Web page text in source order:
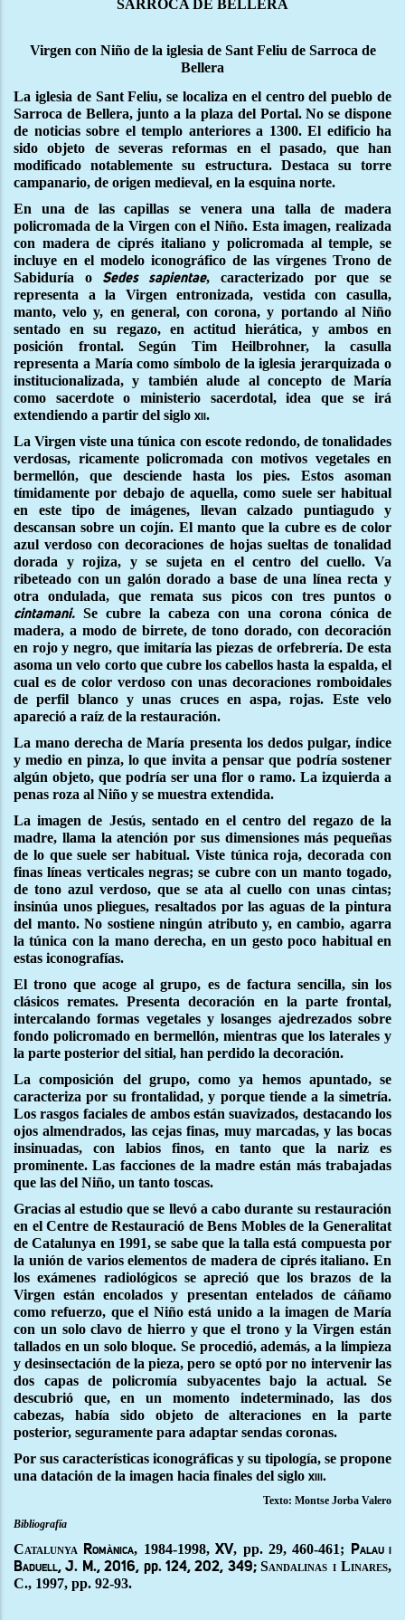
SARROCA DE BELLERA
Virgen con Niño de la iglesia de Sant Feliu de Sarroca de
Bellera
La iglesia de Sant Feliu, se localiza en el centro del pueblo de
Sarroca de Bellera, junto a la plaza del Portal. No se dispone
de noticias sobre el templo anteriores a 1300. El edificio ha
sido objeto de severas reformas en el pasado, que han
modificado notablemente su estructura. Destaca su torre
campanario, de origen medieval, en la esquina norte.
En una de las capillas se venera una talla de madera
policromada de la Virgen con el Niño. Esta imagen, realizada
con madera de ciprés italiano y policromada al temple, se
incluye en el modelo iconográfico de las vírgenes Trono de
Sabiduría o Sedes sapientae, caracterizado por que se
representa a la Virgen entronizada, vestida con casulla,
manto, velo y, en general, con corona, y portando al Niño
sentado en su regazo, en actitud hierática, y ambos en
posición frontal. Según Tim Heilbrohner, la casulla
representa a María como símbolo de la iglesia jerarquizada o
institucionalizada, y también alude al concepto de María
como sacerdote o ministerio sacerdotal, idea que se irá
extendiendo a partir del siglo xii.
La Virgen viste una túnica con escote redondo, de tonalidades
verdosas, ricamente policromada con motivos vegetales en
bermellón, que desciende hasta los pies. Estos asoman
tímidamente por debajo de aquella, como suele ser habitual
en este tipo de imágenes, llevan calzado puntiagudo y
descansan sobre un cojín. El manto que la cubre es de color
azul verdoso con decoraciones de hojas sueltas de tonalidad
dorada y rojiza, y se sujeta en el centro del cuello. Va
ribeteado con un galón dorado a base de una línea recta y
otra ondulada, que remata sus picos con tres puntos o
cintamani. Se cubre la cabeza con una corona cónica de
madera, a modo de birrete, de tono dorado, con decoración
en rojo y negro, que imitaría las piezas de orfebrería. De esta
asoma un velo corto que cubre los cabellos hasta la espalda, el
cual es de color verdoso con unas decoraciones romboidales
de perfil blanco y unas cruces en aspa, rojas. Este velo
apareció a raíz de la restauración.
La mano derecha de María presenta los dedos pulgar, índice
y medio en pinza, lo que invita a pensar que podría sostener
algún objeto, que podría ser una flor o ramo. La izquierda a
penas roza al Niño y se muestra extendida.
La imagen de Jesús, sentado en el centro del regazo de la
madre, llama la atención por sus dimensiones más pequeñas
de lo que suele ser habitual. Viste túnica roja, decorada con
finas líneas verticales negras; se cubre con un manto togado,
de tono azul verdoso, que se ata al cuello con unas cintas;
insinúa unos pliegues, resaltados por las aguas de la pintura
del manto. No sostiene ningún atributo y, en cambio, agarra
la túnica con la mano derecha, en un gesto poco habitual en
estas iconografías.
El trono que acoge al grupo, es de factura sencilla, sin los
clásicos remates. Presenta decoración en la parte frontal,
intercalando formas vegetales y losanges ajedrezados sobre
fondo policromado en bermellón, mientras que los laterales y
la parte posterior del sitial, han perdido la decoración.
La composición del grupo, como ya hemos apuntado, se
caracteriza por su frontalidad, y porque tiende a la simetría.
Los rasgos faciales de ambos están suavizados, destacando los
ojos almendrados, las cejas finas, muy marcadas, y las bocas
insinuadas, con labios finos, en tanto que la nariz es
prominente. Las facciones de la madre están más trabajadas
que las del Niño, un tanto toscas.
Gracias al estudio que se llevó a cabo durante su restauración
en el Centre de Restauració de Bens Mobles de la Generalitat
de Catalunya en 1991, se sabe que la talla está compuesta por
la unión de varios elementos de madera de ciprés italiano. En
los exámenes radiológicos se apreció que los brazos de la
Virgen están encolados y presentan entelados de cáñamo
como refuerzo, que el Niño está unido a la imagen de María
con un solo clavo de hierro y que el trono y la Virgen están
tallados en un solo bloque. Se procedió, además, a la limpieza
y desinsectación de la pieza, pero se optó por no intervenir las
dos capas de policromía subyacentes bajo la actual. Se
descubrió que, en un momento indeterminado, las dos
cabezas, había sido objeto de alteraciones en la parte
posterior, seguramente para adaptar sendas coronas.
Por sus características iconográficas y su tipología, se propone
una datación de la imagen hacia finales del siglo xiii.
Texto: Montse Jorba Valero
Bibliografía
Catalunya Romànica, 1984-1998,XV, pp. 29, 460-461;
Palau i
Baduell,J. M., 2016, pp. 124, 202, 349;Sandalinas i Linares,
C., 1997, pp. 92-93.